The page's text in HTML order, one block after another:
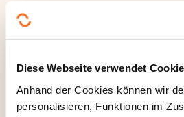
Diese Webseite verwendet
Anhand der Cookies können wir
personalisieren, Funktionen im
Café Gaststätte
Diätküche
Küche
Management Hotel
Pizzeria
Rezeptionsservice
Spezialisierung Küche